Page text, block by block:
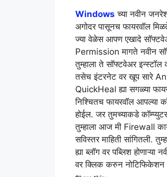
Windows च्या नवीन
अगोदर पासूनच फायरवॉल
ज्या वेळेस आपण एखादे
Permission मागते नवीन
तुम्हाला ते सॉफ्टवेअर
तसेच इंटरनेट वर खूप सारे
QuickHeal ह्या सगळ्या
निश्चितच फायरवॉल आपल्या
होईल. जर तुमच्याकडे
तुम्हाला आज मी Firewall
सविस्तर माहिती सांगितली.
ह्या ब्लॉग वर पब्लिश
वर क्लिक करुन